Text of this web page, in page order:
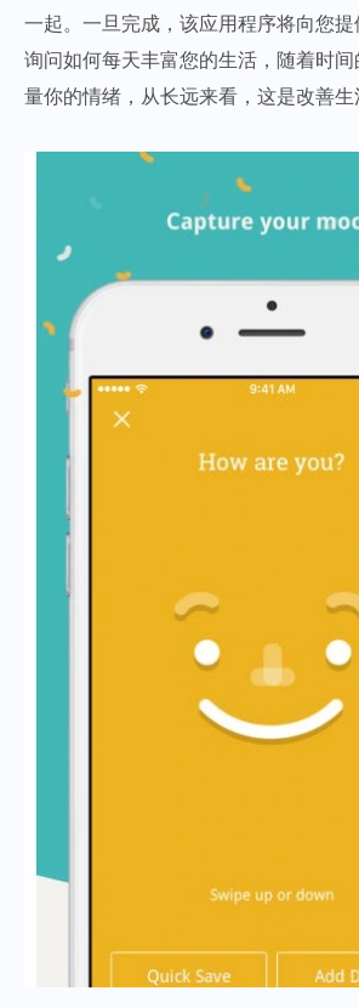
一起。一旦完成，该应用程序将向您
询问如何每天丰富您的生活，随着时
量你的情绪，从长远来看，这是改善生